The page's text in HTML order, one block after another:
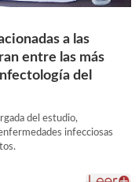
a las
entre las más
del
del estudio,
infecciosas